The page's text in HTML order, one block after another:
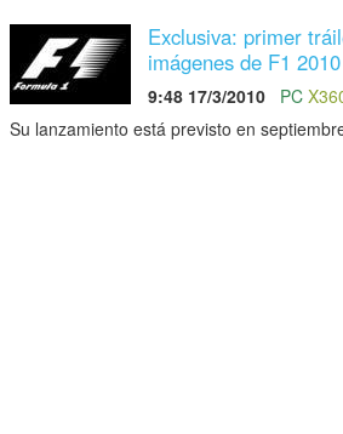
Exclusiva: primer
imágenes de F1 2010
9:48 17/3/2010 PC
Su lanzamiento está previsto en